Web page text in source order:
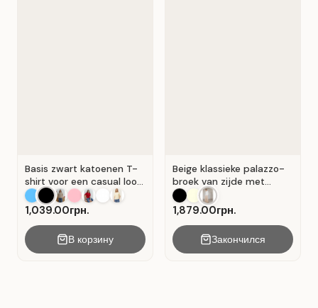
Basis zwart katoenen T-
shirt voor een casual look.
Zwart.
1,039.00грн.
В корзину
Beige klassieke palazzo-
broek van zijde met
plooien . Beige .
1,879.00грн.
Закончился